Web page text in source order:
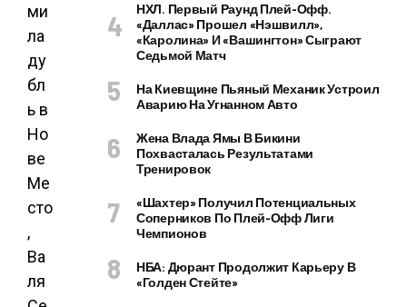
НХЛ. Первый Раунд Плей-Офф.
«Даллас» Прошел «Нэшвилл»,
«Каролина» И «Вашингтон» Сыграют
Седьмой Матч
На Киевщине Пьяный Механик Устроил
Аварию На Угнанном Авто
Жена Влада Ямы В Бикини
Похвасталась Результатами
Тренировок
«Шахтер» Получил Потенциальных
Соперников По Плей-Офф Лиги
Чемпионов
НБА: Дюрант Продолжит Карьеру В
«Голден Стейте»